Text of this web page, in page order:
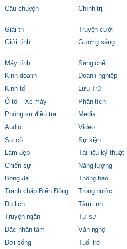
Câu chuyện
Chính trị
Giải trí
Truyện cười
Giới tính
Gương sáng
Máy tính
Sáng chế
Kinh doanh
Doanh nghiệp
Kinh tế
Lưu Trữ
Ô tô – Xe máy
Phân tích
Phóng sự điều tra
Media
Audio
Video
Sự cố
Sự kiện
Làm đẹp
Tài liệu kỹ thuật
Chiến sự
Năng lượng
Bóng đá
Thông báo
Tranh chấp Biển Đông
Trong nước
Du lịch
Tâm linh
Truyện ngắn
Tự sự
Đắc nhân tâm
Văn nghệ
Đời sống
Tuổi trẻ